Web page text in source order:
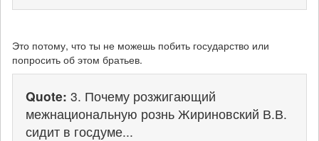
Это потому, что ты не можешь побить государство или
попросить об этом братьев.
Quote: 3. Почему розжигающий
межнациональную рознь Жириновский В.В.
сидит в госдуме...